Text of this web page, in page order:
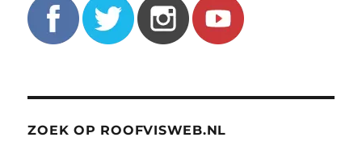
ZOEK OP ROOFVISWEB.NL